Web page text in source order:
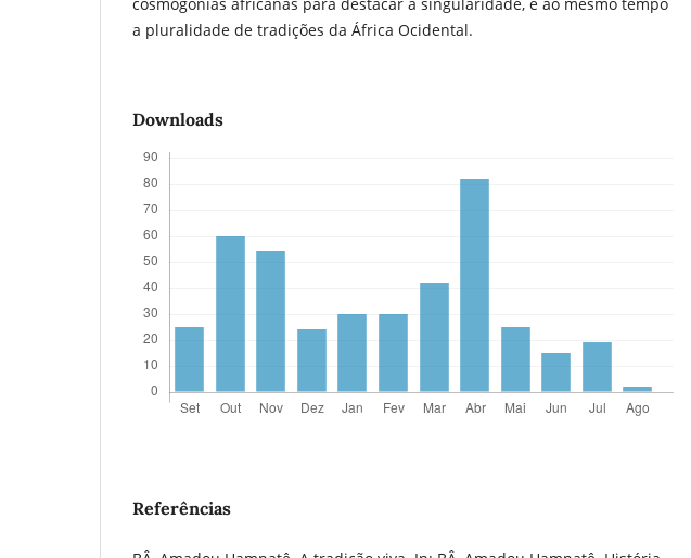
a pluralidade de tradições da África Ocidental.
Downloads
Referências